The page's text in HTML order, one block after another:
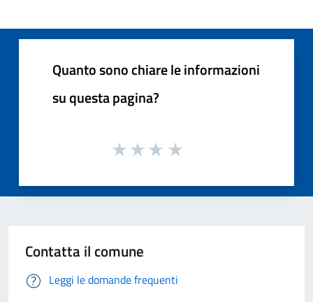
Quanto sono chiare le informazioni
su questa pagina?
Contatta il comune
Leggi le domande frequenti